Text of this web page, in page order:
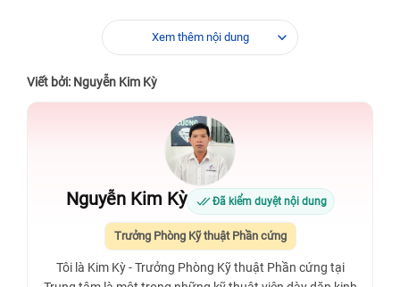
Xem thêm nội dung
Viết bởi: Nguyễn Kim Kỳ
Nguyễn Kim Kỳ Đã kiểm duyệt nội dung
Trưởng Phòng Kỹ thuật Phần cứng
Tôi là Kim Kỳ - Trưởng Phòng Kỹ thuật Phần cứng tại